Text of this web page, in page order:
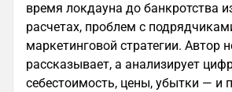
время локдауна до банкротства
расчетах, проблем с
маркетинговой стратегии. Автор
рассказывает, а анализирует
себестоимость, цены, убытки — и